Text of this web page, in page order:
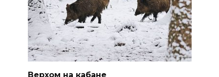
Верхом на кабане